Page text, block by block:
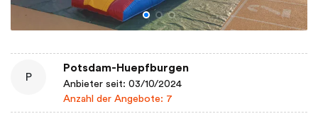
P
Potsdam-Huepfburgen
Anbieter seit: 03/10/2024
Anzahl der Angebote: 7